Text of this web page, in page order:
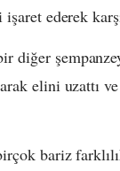
ederek
diğer
elini uzattı
bariz